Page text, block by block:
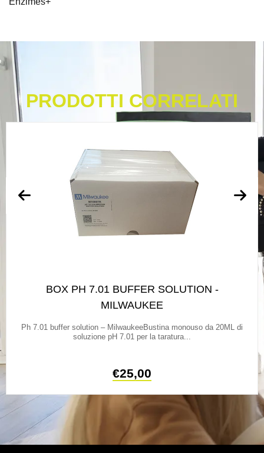
PRODOTTI CORRELATI
BOX PH 7.01 BUFFER SOLUTION -
MILWAUKEE
Ph 7.01 buffer solution – MilwaukeeBustina monouso da 20ML di
soluzione pH 7.01 per la taratura...
€25,00